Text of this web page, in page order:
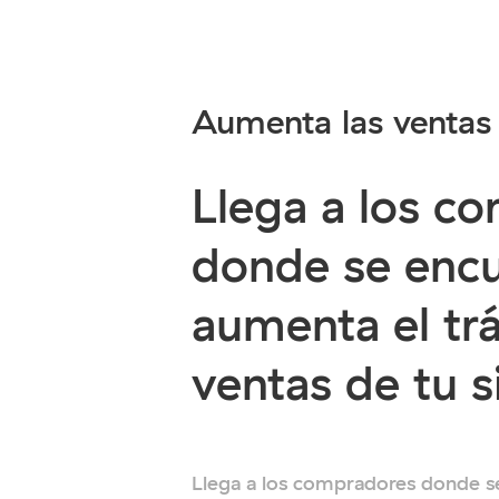
Aumenta las
Llega a los
donde se
aumenta el
ventas de tu
Llega a los compradores donde